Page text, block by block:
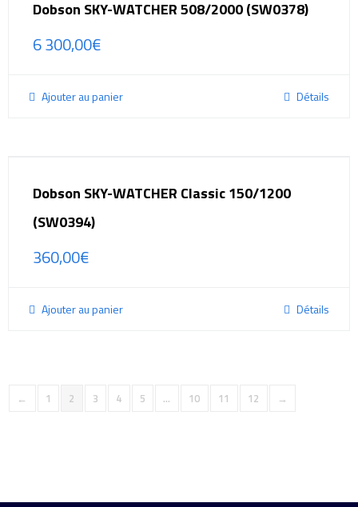
Dobson SKY-WATCHER 508/2000 (SW0378)
6 300,00€
Ajouter au panier Détails
Dobson SKY-WATCHER Classic 150/1200
(SW0394)
360,00€
Ajouter au panier Détails
← 1 2 3 4 5 … 10 11 12 →